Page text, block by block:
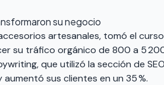
su negocio
artesanales, tomó el
su tráfico orgánico de 800 a 5
que utilizó la sección de
sus clientes en un 35 %.